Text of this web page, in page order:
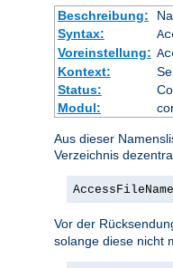
Beschreibung:
Syntax:
Voreinstellung:
Kontext:
Status:
Modul:
Aus dieser
Verzeichnis
Vor der
solange diese nicht